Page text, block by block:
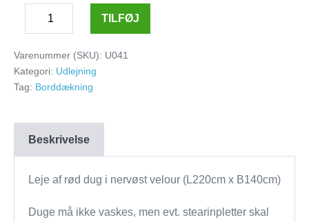
Decrease
quantity
dug
nervøst
velour
x
B140cm)
quantity
TILFØJ
Varenummer (SKU): U041
Kategori: Udlejning
Tag: Borddækning
Beskrivelse
Leje af rød dug i nervøst velour (L220cm x B140cm)
Duge må ikke vaskes, men evt. stearinpletter skal